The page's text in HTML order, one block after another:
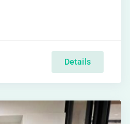
Details